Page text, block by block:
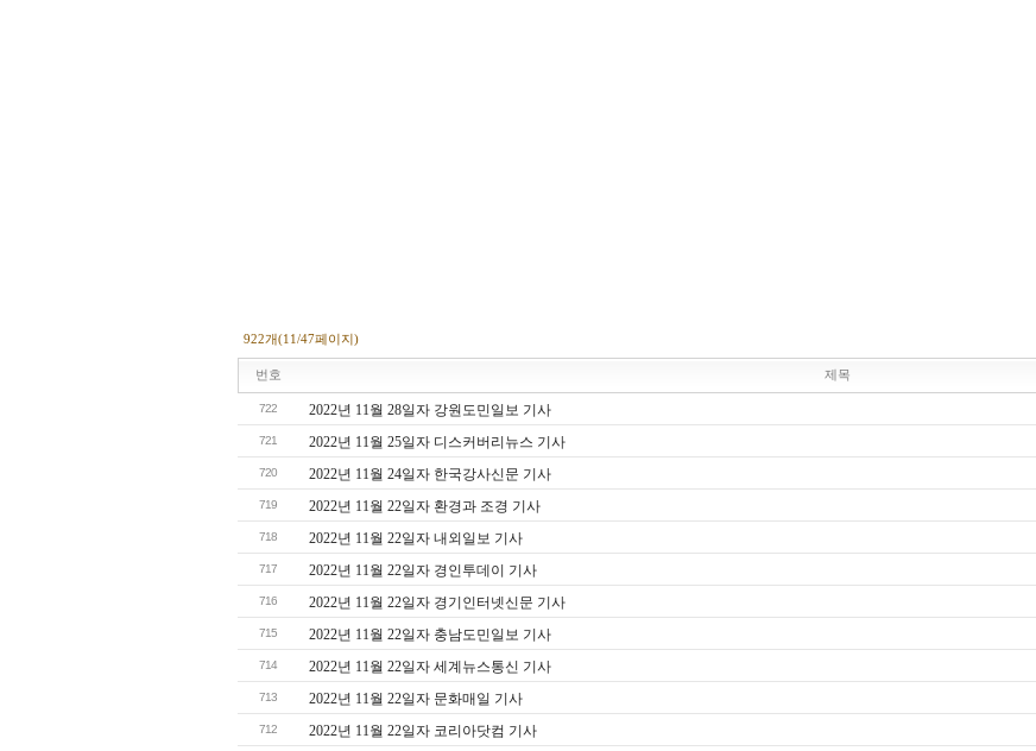
922개(11/47페이지)
번호 제목
722 2022년 11월 28일자 강원도민일보 기사
721 2022년 11월 25일자 디스커버리뉴스 기사
720 2022년 11월 24일자 한국강사신문 기사
719 2022년 11월 22일자 환경과 조경 기사
718 2022년 11월 22일자 내외일보 기사
717 2022년 11월 22일자 경인투데이 기사
716 2022년 11월 22일자 경기인터넷신문 기사
715 2022년 11월 22일자 충남도민일보 기사
714 2022년 11월 22일자 세계뉴스통신 기사
713 2022년 11월 22일자 문화매일 기사
712 2022년 11월 22일자 코리아닷컴 기사